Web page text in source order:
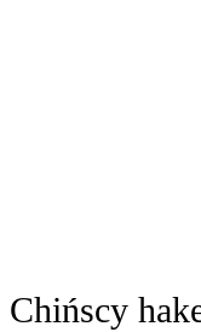
Chińscy